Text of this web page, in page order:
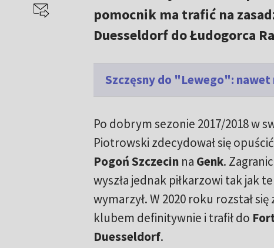
pomocnik ma trafić na
Duesseldorf do Łudogorca
Szczęsny do "Lewego": nawet
Po dobrym sezonie 2017/2018 w
Piotrowski zdecydował się
Pogoń Szczecinna Genk.
wyszła jednak piłkarzowi tak jak
wymarzył. W 2020 roku rozstał
klubem definitywnie i trafił do
Duesseldorf.